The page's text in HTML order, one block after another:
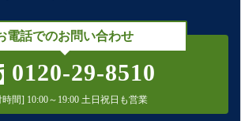
電話でのお問い合わせ
0120-29-8510
時間] 10:00～19:00 土日祝日も営業